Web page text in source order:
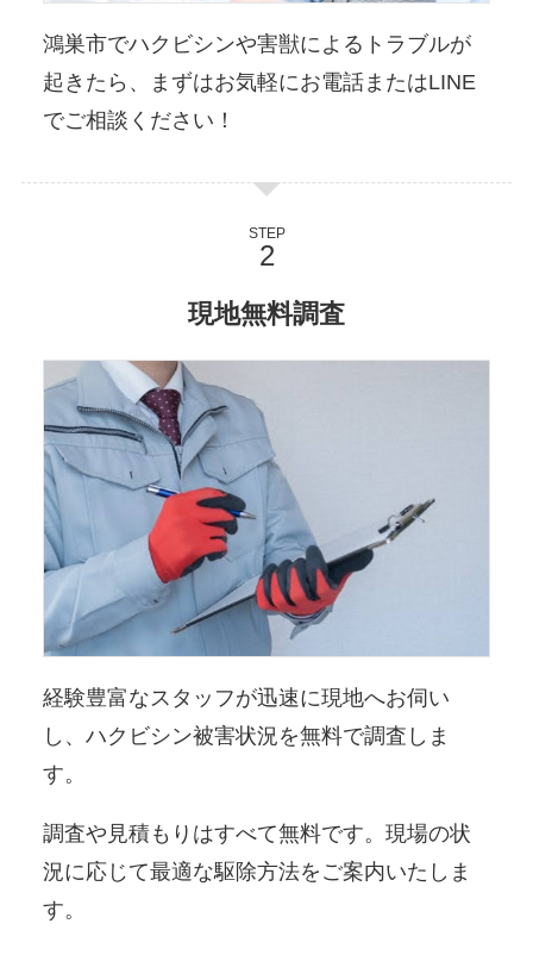
鴻巣市でハクビシンや害獣によるトラブルが
起きたら、まずはお気軽にお電話またはLINE
でご相談ください！
STEP
現地無料調査
経験豊富なスタッフが迅速に現地へお伺い
し、ハクビシン被害状況を無料で調査しま
す。
調査や見積もりはすべて無料です。現場の状
況に応じて最適な駆除方法をご案内いたしま
す。